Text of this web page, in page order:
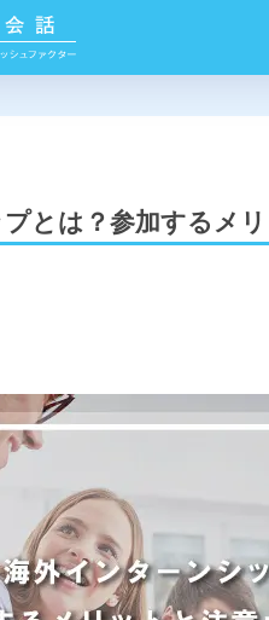
とは？参加するメ